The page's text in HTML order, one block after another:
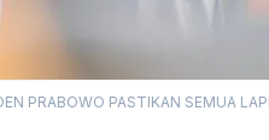
PRABOWO PASTIKAN SEMUA